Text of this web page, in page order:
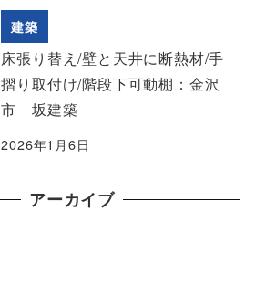
建築
床張り替え/壁と天井に断熱材/手
摺り取付け/階段下可動棚：金沢
市 坂建築
2026年1月6日
アーカイブ